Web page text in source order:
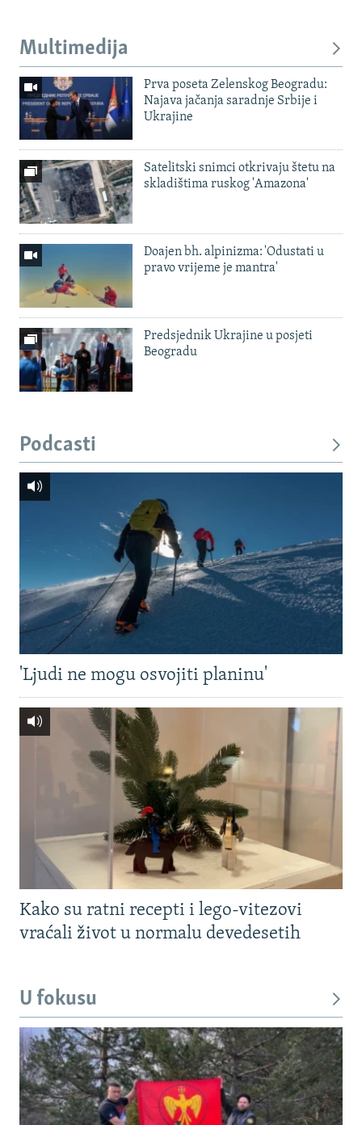
Multimedija
Prva poseta Zelenskog Beogradu:
Najava jačanja saradnje Srbije i
Ukrajine
Satelitski snimci otkrivaju štetu na
skladištima ruskog 'Amazona'
Doajen bh. alpinizma: 'Odustati u
pravo vrijeme je mantra'
Predsjednik Ukrajine u posjeti
Beogradu
Podcasti
'Ljudi ne mogu osvojiti planinu'
Kako su ratni recepti i lego-vitezovi
vraćali život u normalu devedesetih
U fokusu